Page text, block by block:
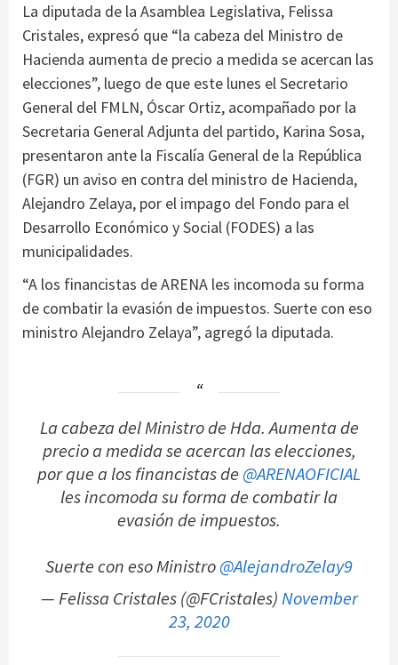
La diputada de la Asamblea Legislativa, Felissa
Cristales, expresó que “la cabeza del Ministro de
Hacienda aumenta de precio a medida se acercan las
elecciones”, luego de que este lunes el Secretario
General del FMLN, Óscar Ortiz, acompañado por la
Secretaria General Adjunta del partido, Karina Sosa,
presentaron ante la Fiscalía General de la República
(FGR) un aviso en contra del ministro de Hacienda,
Alejandro Zelaya, por el impago del Fondo para el
Desarrollo Económico y Social (FODES) a las
municipalidades.
“A los financistas de ARENA les incomoda su forma
de combatir la evasión de impuestos. Suerte con eso
ministro Alejandro Zelaya”, agregó la diputada.
La cabeza del Ministro de Hda. Aumenta de
precio a medida se acercan las elecciones,
por que a los financistas de @ARENAOFICIAL
les incomoda su forma de combatir la
evasión de impuestos.
Suerte con eso Ministro@AlejandroZelay9
— Felissa Cristales (@FCristales)November
23, 2020